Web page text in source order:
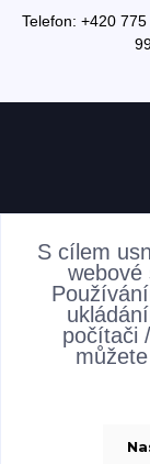
Telefon: +420
S cílem
webové
počítači